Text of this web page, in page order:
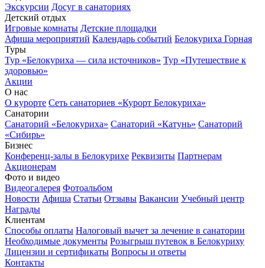
Экскурсии Досуг в санаториях
Детский отдых
Игровые комнаты Детские площадки
Афиша мероприятий Календарь событий Белокуриха Горная
Туры
Тур «Белокуриха — сила источников» Тур «Путешествие к
здоровью»
Акции
О нас
О курорте Сеть санаториев «Курорт Белокуриха»
Санатории
Санаторий «Белокуриха» Санаторий «Катунь» Санаторий
«Сибирь»
Бизнес
Конференц-залы в Белокурихе Реквизиты Партнерам
Акционерам
Фото и видео
Видеогалерея Фотоальбом
Новости Афиша Статьи Отзывы Вакансии Учебный центр
Награды
Клиентам
Способы оплаты Налоговый вычет за лечение в санатории
Необходимые документы Розыгрыш путевок в Белокуриху
Лицензии и сертификаты Вопросы и ответы
Контакты